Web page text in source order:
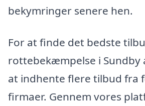
bekymringer senere hen.
For at finde det bedste
rottebekæmpelse i Sundby
at indhente flere tilbud fra
firmaer. Gennem vores